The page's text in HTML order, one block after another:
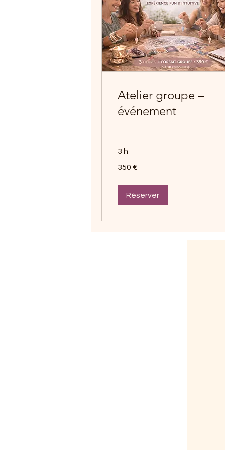
Atelier groupe –
événement
3 h
euros
350 €
Réserver